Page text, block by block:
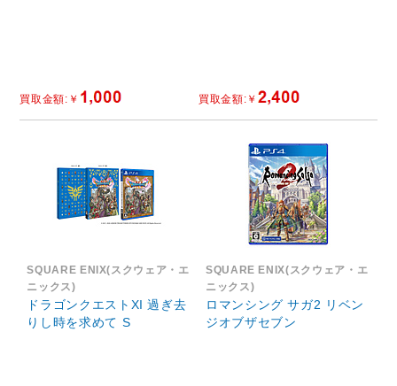
SQUARE ENIX(スクウェア・エ
ニックス)
ドラゴンクエストXI 過ぎ去
りし時を求めて S
SQUARE ENIX(スクウェア・エ
ニックス)
ロマンシング サガ2 リベン
ジオブザセブン